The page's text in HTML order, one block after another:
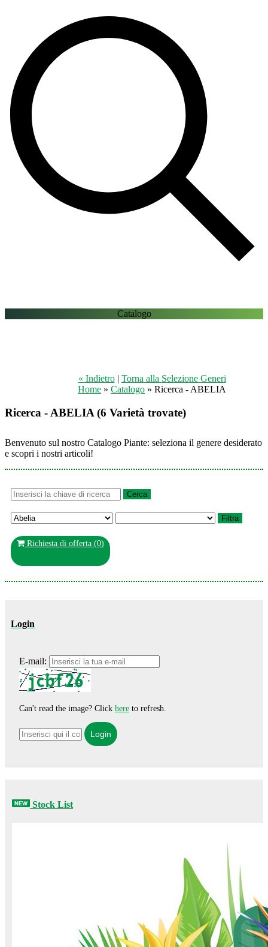
Catalogo
« Indietro| Torna alla Selezione Generi
Home » Catalogo » Ricerca - ABELIA
Ricerca - ABELIA (6 Varietà trovate)
Benvenuto sul nostro Catalogo Piante: seleziona il genere desiderato
e scopri i nostri articoli!
Richiesta di offerta (0)
Login
E-mail:
Can't read the image? Click here to refresh.
Stock List